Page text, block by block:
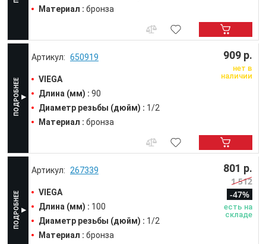
Материал : бронза
650919
VIEGA
Длина (мм) : 90
Диаметр резьбы (дюйм) : 1/2
Материал : бронза
909 р.
нет в
наличии
267339
VIEGA
Длина (мм) : 100
Диаметр резьбы (дюйм) : 1/2
Материал : бронза
801 р.
1 512
-47%
есть на
складе